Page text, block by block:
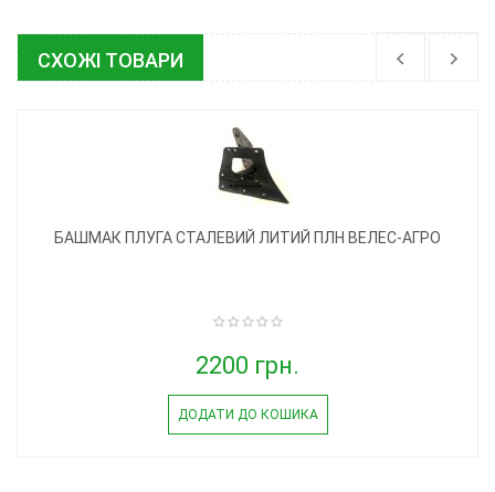
СХОЖІ ТОВАРИ
БАШМАК ПЛУГА СТАЛЕВИЙ ЛИТИЙ ПЛН ВЕЛЕС-АГРО
2200 грн.
ДОДАТИ ДО КОШИКА